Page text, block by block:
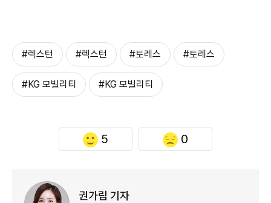
#렉스턴 #렉스턴 #토레스 #토레스
#KG 모빌리티 #KG 모빌리티
5 0
권가림 기자